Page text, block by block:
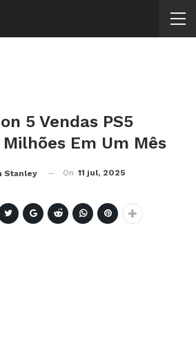
5 Vendas PS5
Em Um Mês
Stanley On 11 jul, 2025